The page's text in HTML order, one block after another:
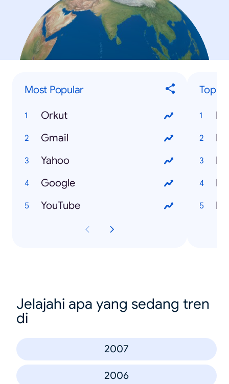
Most Popular
Orkut
Gmail
Yahoo
Google
YouTube
Top
Jelajahi apa yang sedang tren
di
2007
2006